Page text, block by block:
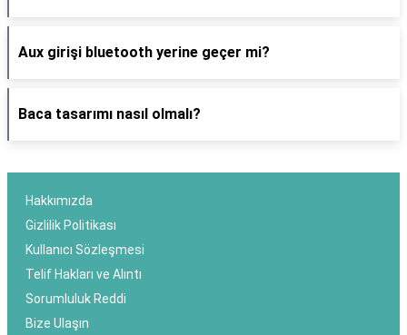
Aux girişi bluetooth yerine geçer mi?
Baca tasarımı nasıl olmalı?
Hakkımızda
Gizlilik Politikası
Kullanıcı Sözleşmesi
Telif Hakları ve Alıntı
Sorumluluk Reddi
Bize Ulaşın